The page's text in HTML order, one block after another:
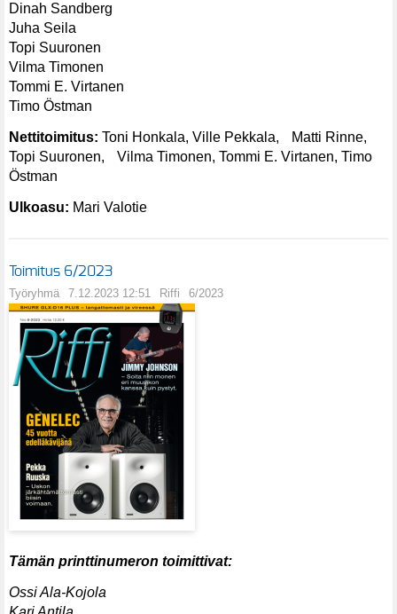
Dinah Sandberg
Juha Seila
Topi Suuronen
Vilma Timonen
Tommi E. Virtanen
Timo Östman
Nettitoimitus: Toni Honkala, Ville Pekkala, Matti Rinne,
Topi Suuronen, Vilma Timonen, Tommi E. Virtanen, Timo
Östman
Ulkoasu: Mari Valotie
Toimitus 6/2023
Työryhmä 7.12.2023 12:51 Riffi 6/2023
Tämän printtinumeron toimittivat:
Ossi Ala-Kojola